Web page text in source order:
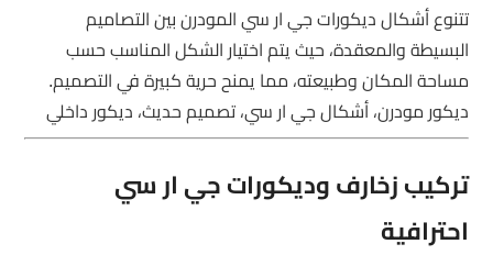
تتنوع أشكال ديكورات جي ار سي المودرن بين التصاميم
البسيطة والمعقدة، حيث يتم اختيار الشكل المناسب حسب
مساحة المكان وطبيعته، مما يمنح حرية كبيرة في التصميم.
ديكور مودرن، أشكال جي ار سي، تصميم حديث، ديكور داخلي
تركيب زخارف وديكورات جي ار سي
احترافية